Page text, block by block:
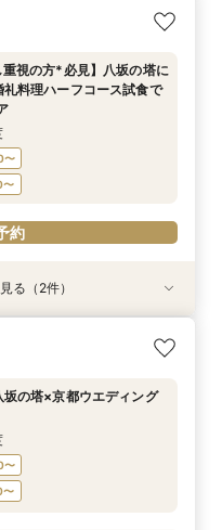
視の方*必見】6名～
八坂の塔に誓う挙式会場
約
軽に見学◎結婚式準備ス
〜
重視の方*必見】八坂の塔に
料理ハーフコース試食で
〜
〜
約
軽に見学◎結婚式準備ス
約
Amazonギフト券プレゼン
挙式料100％OFF/料理2ラ
ル記念フェア◎
〜
約
る（2件）
坂の塔×京都ウエディング
〜
〜